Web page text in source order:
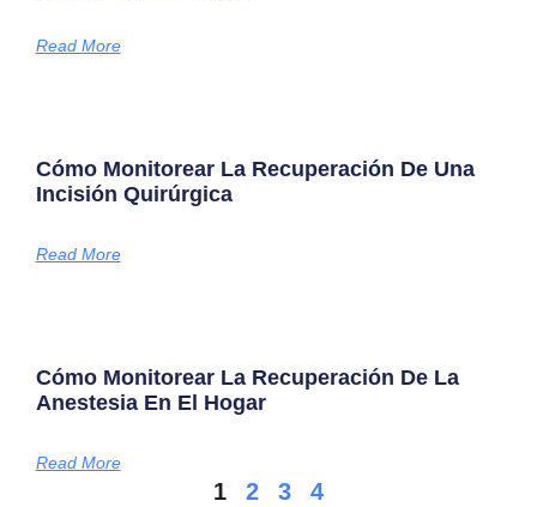
Read More
Cómo Monitorear La Recuperación De Una
Incisión Quirúrgica
Read More
Cómo Monitorear La Recuperación De La
Anestesia En El Hogar
Read More
1 2 3 4